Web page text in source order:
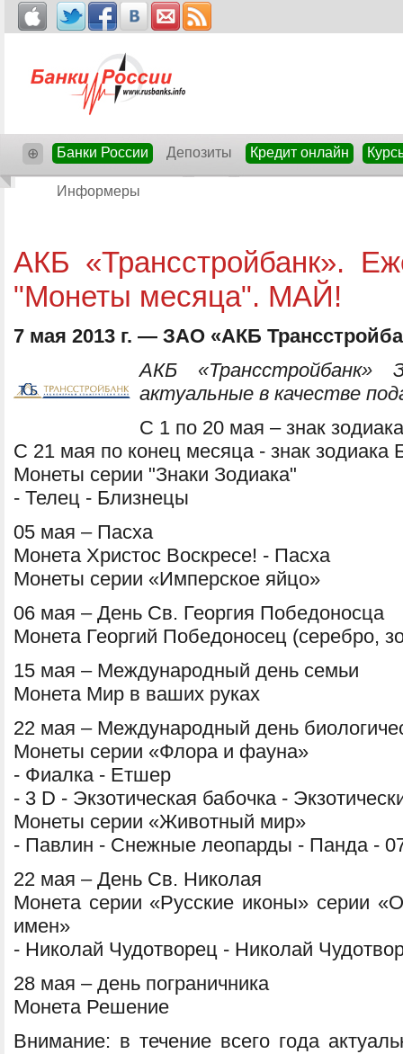
⊕ Банки России Депозиты Кредит онлайн
Информеры
АКБ «Трансстройбанк».
"Монеты месяца". МАЙ!
7 мая 2013 г. — ЗАО «АКБ
АКБ
актуальные в качестве
С 1 по 20 мая – знак
С 21 мая по конец месяца - знак зодиака
Монеты серии "Знаки Зодиака"
- Телец - Близнецы
05 мая – Пасха
Монета Христос Воскресе! - Пасха
Монеты серии «Имперское яйцо»
06 мая – День Св. Георгия Победоносца
Монета Георгий Победоносец (серебро,
15 мая – Международный день семьи
Монета Мир в ваших руках
22 мая – Международный день
Монеты серии «Флора и фауна»
- Фиалка - Етшер
- 3 D - Экзотическая бабочка -
Монеты серии «Животный мир»
- Павлин - Снежные леопарды - Панда -
22 мая – День Св. Николая
Монета серии «Русские иконы» серии
имен»
- Николай Чудотворец - Николай
28 мая – день пограничника
Монета Решение
Внимание: в течение всего года